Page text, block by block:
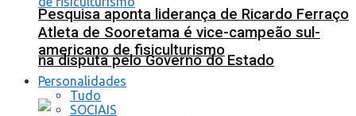
Pesquisa aponta liderança de Ricardo Ferraço
na disputa pelo Governo do Estado
Atleta de Sooretama é vice-campeão sul-
americano de fisiculturismo
Personalidades
Tudo
SOCIAIS